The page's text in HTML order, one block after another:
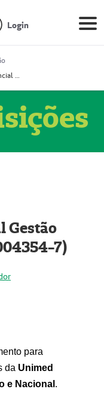
Login
Prestador Essencial Gestão em Saúde Ereli (51004354-7)
Gestão
7)
para
da Unimed
e Nacional .